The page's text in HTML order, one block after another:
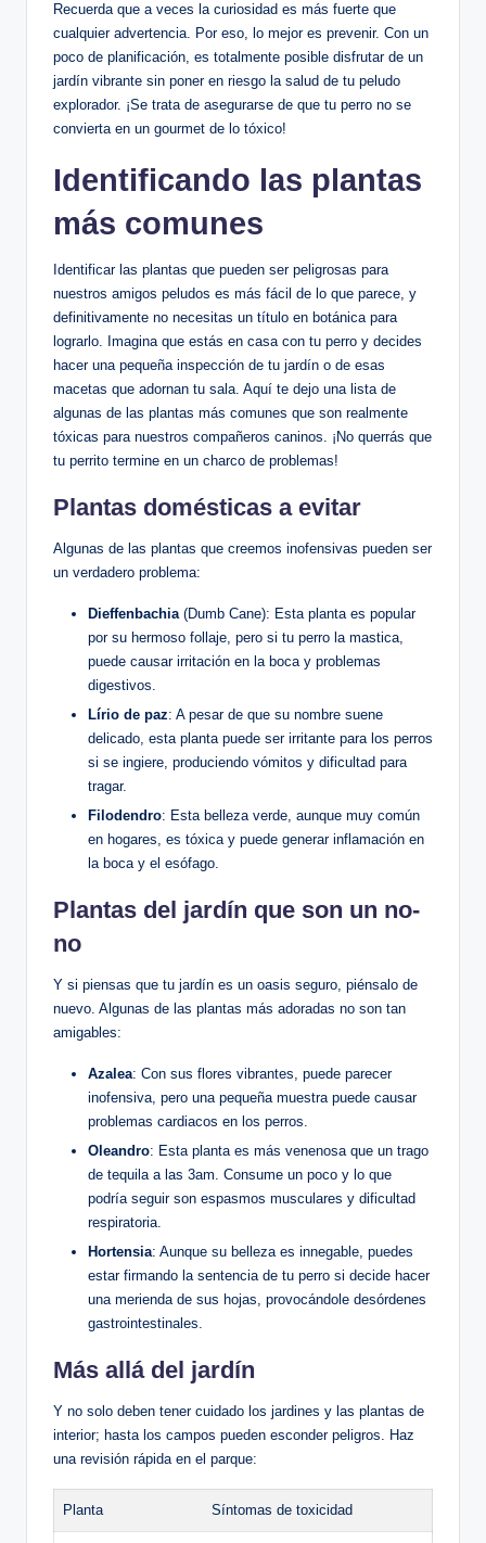
Recuerda que a veces ⁤la⁢ curiosidad es más fuerte que
cualquier advertencia. Por⁣ eso, lo mejor‍ es prevenir. ​Con ⁤un⁢
poco ​de planificación, es totalmente posible disfrutar​ de⁣ un
jardín vibrante sin poner en riesgo​ la salud de tu peludo⁣
explorador.⁣ ¡Se ⁣trata ⁢de asegurarse de que tu perro no se
convierta en⁣ un gourmet de lo tóxico!
Identificando las plantas
más⁣ comunes
Identificar las plantas que ⁣pueden ser peligrosas para
nuestros amigos peludos es más fácil de lo que parece, ​y
definitivamente no ‍necesitas un título en botánica para‌
lograrlo.‍ Imagina ⁤que estás ⁢en casa ‌con ⁢tu perro y ⁢decides
hacer una pequeña inspección de tu jardín o de esas‍
macetas‌ que adornan tu sala.​ Aquí te‌ dejo una lista de
algunas de ​las plantas más comunes ​que son realmente
tóxicas para nuestros compañeros caninos. ¡No querrás que
tu perrito termine ⁤en ⁤un charco de problemas!
Plantas domésticas a evitar
Algunas de ⁤las plantas que creemos ⁣inofensivas pueden ser
un verdadero problema:
Dieffenbachia (Dumb Cane): Esta planta es popular
por su hermoso follaje, pero​ si tu perro la mastica,
puede ‍causar irritación‍ en⁤ la boca y problemas
⁣digestivos.
Lírio de paz: A pesar ⁢de ⁣que su nombre suene
delicado, esta planta puede ser irritante para los​ perros
si se ‌ingiere, ⁣produciendo vómitos y dificultad para
tragar.
Filodendro: Esta belleza verde, aunque muy común
⁢en hogares,​ es ⁢tóxica y puede generar inflamación en
la boca y el‍ esófago.
Plantas del jardín que son un no-
no
Y si piensas ‌que tu jardín es un oasis⁣ seguro, piénsalo de
nuevo. Algunas de las plantas ⁤más adoradas​ no son tan
‍amigables:
Azalea: Con sus‍ flores vibrantes, puede ⁤parecer
inofensiva, ⁢pero ‍una pequeña muestra ‌puede causar
problemas‌ cardiacos en los ​perros.
Oleandro: Esta planta es‍ más venenosa que un trago
de tequila a ⁤las 3am.⁤ Consume un poco ⁤y⁢ lo que
podría ⁢seguir son‌ espasmos‍ musculares y dificultad
respiratoria.
Hortensia: Aunque⁤ su belleza es innegable, puedes
estar firmando la sentencia ‍de tu perro si decide hacer
una merienda ​de sus ⁢hojas, provocándole desórdenes
⁣gastrointestinales.
Más allá ⁣del jardín
Y ⁤no solo deben tener cuidado los ‌jardines ​y ‍las plantas de
interior; hasta los campos pueden esconder peligros. Haz
una revisión rápida en el parque:
Planta Síntomas ⁤de toxicidad